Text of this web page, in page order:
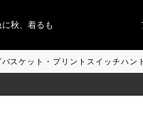
着るものがない」 「キレイなニ
スケット・プリントスイッチハン